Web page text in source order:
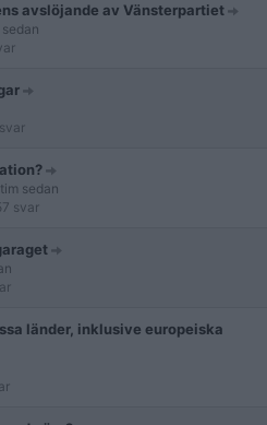
avslöjande av Vänsterpartiet
sedan
svar
länder, inklusive europeiska